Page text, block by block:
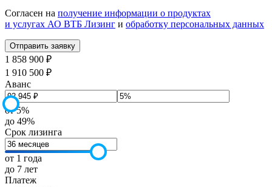
Согласен на получение информации о продуктах
и услугах АО ВТБ Лизинг и обработку персональных данных
1 858 900 ₽
1 910 500 ₽
Аванс
от 5%
до 49%
Срок лизинга
от 1 года
до 7 лет
Платеж